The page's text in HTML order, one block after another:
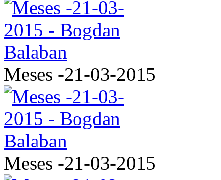
Meses -21-03-2015
Meses -21-03-2015